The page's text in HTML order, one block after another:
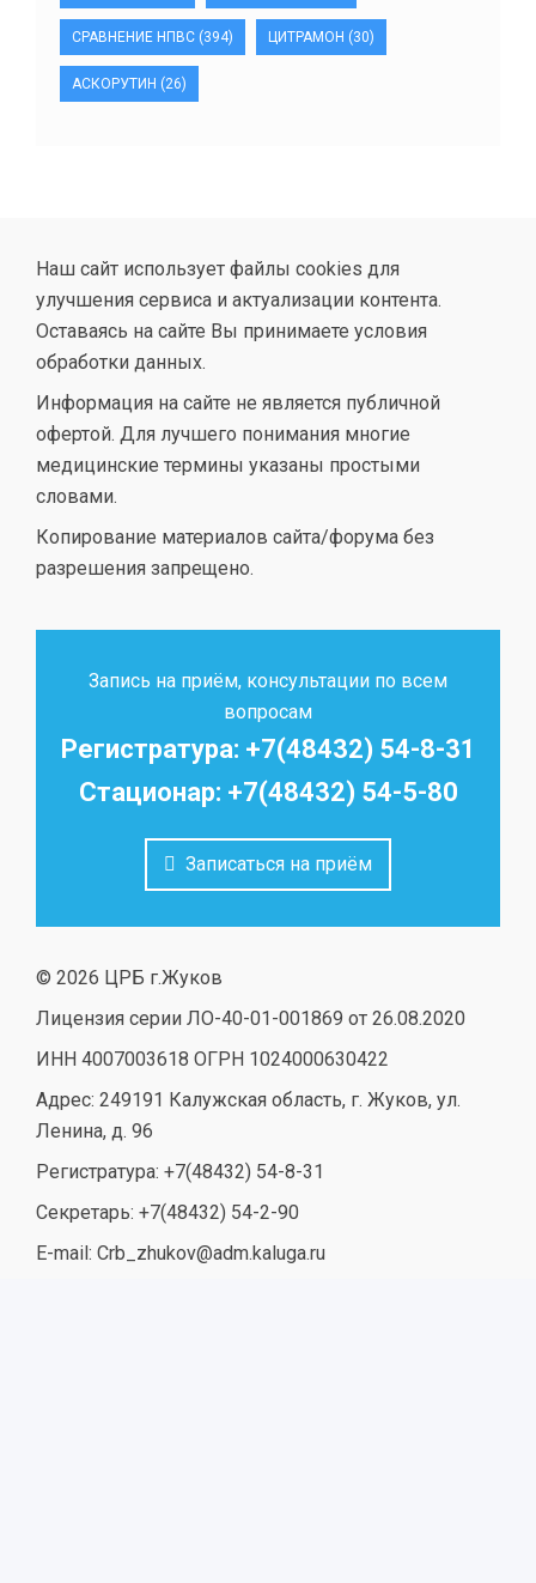
СРАВНЕНИЕ НПВС (394) ЦИТРАМОН (30)
АСКОРУТИН (26)
Наш сайт использует файлы cookies для
улучшения сервиса и актуализации контента.
Оставаясь на сайте Вы принимаете условия
обработки данных.
Информация на сайте не является публичной
офертой. Для лучшего понимания многие
медицинские термины указаны простыми
словами.
Копирование материалов сайта/форума без
разрешения запрещено.
Запись на приём, консультации по всем
вопросам
Регистратура: +7(48432) 54-8-31
Стационар: +7(48432) 54-5-80
Записаться на приём
© 2026 ЦРБ г.Жуков
Лицензия серии ЛО-40-01-001869 от 26.08.2020
ИНН 4007003618 ОГРН 1024000630422
Адрес: 249191 Калужская область, г. Жуков, ул.
Ленина, д. 96
Регистратура: +7(48432) 54-8-31
Секретарь: +7(48432) 54-2-90
E-mail: Crb_zhukov@adm.kaluga.ru